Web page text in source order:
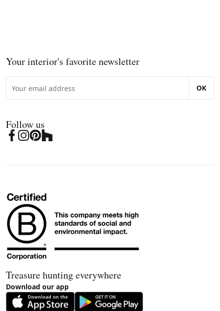
Your interior's favorite newsletter
OK
Follow us
Treasure hunting everywhere
Download our app